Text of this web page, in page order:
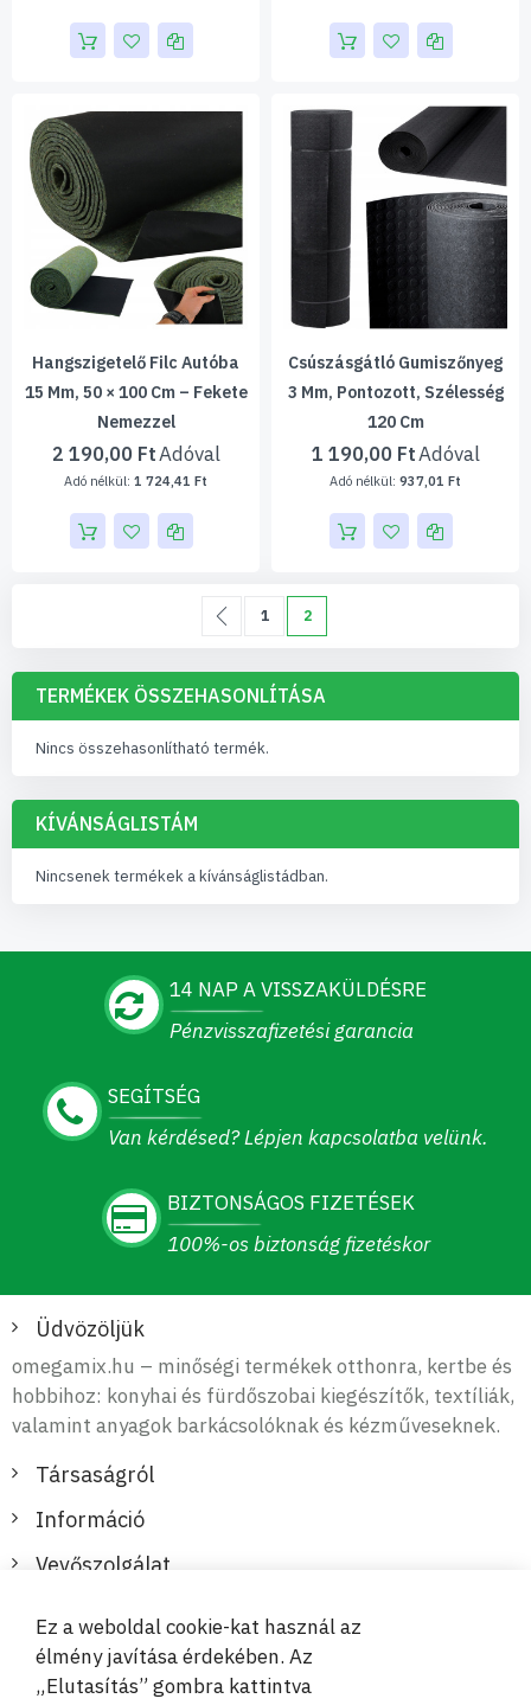
Hangszigetelő Filc Autóba
15 Mm, 50 × 100 Cm – Fekete
Nemezzel
2 190,00 Ft
1 724,41 Ft
Csúszásgátló Gumiszőnyeg
3 Mm, Pontozott, Szélesség
120 Cm
1 190,00 Ft
937,01 Ft
Oldal Oldal
ElőzőOldal
1 You're currently reading page
2
TERMÉKEK ÖSSZEHASONLÍTÁSA
Nincs összehasonlítható termék.
KÍVÁNSÁGLISTÁM
Nincsenek termékek a kívánságlistádban.
14 NAP A VISSZAKÜLDÉSRE
Pénzvisszafizetési garancia
SEGÍTSÉG
Van kérdésed? Lépjen kapcsolatba velünk.
BIZTONSÁGOS FIZETÉSEK
100%-os biztonság fizetéskor
Üdvözöljük
omegamix.hu – minőségi termékek otthonra, kertbe és
hobbihoz: konyhai és fürdőszobai kiegészítők, textíliák,
valamint anyagok barkácsolóknak és kézműveseknek.
Társaságról
Információ
Vevőszolgálat
Biztonságos és kényelmes fizetések
Ez a weboldal cookie-kat használ az
élmény javítása érdekében. Az
„Elutasítás” gombra kattintva